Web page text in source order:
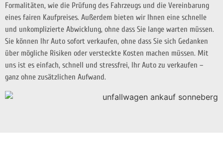
Formalitäten, wie die Prüfung des Fahrzeugs und die Vereinbarung
eines fairen Kaufpreises. Außerdem bieten wir Ihnen eine schnelle
und unkomplizierte Abwicklung, ohne dass Sie lange warten müssen.
Sie können Ihr Auto sofort verkaufen, ohne dass Sie sich Gedanken
über mögliche Risiken oder versteckte Kosten machen müssen. Mit
uns ist es einfach, schnell und stressfrei, Ihr Auto zu verkaufen –
ganz ohne zusätzlichen Aufwand.